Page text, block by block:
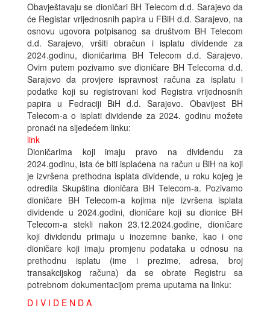
Obavještavaju se dioničari BH Telecom d.d. Sarajevo da
će Registar vrijednosnih papira u FBiH d.d. Sarajevo, na
osnovu ugovora potpisanog sa društvom BH Telecom
d.d. Sarajevo, vršiti obračun i isplatu dividende za
2024.godinu, dioničarima BH Telecom d.d. Sarajevo.
Ovim putem pozivamo sve dioničare BH Telecoma d.d.
Sarajevo da provjere ispravnost računa za isplatu i
podatke koji su registrovani kod Registra vrijednosnih
papira u Fedraciji BiH d.d. Sarajevo. Obavijest BH
Telecom-a o isplati dividende za 2024. godinu možete
pronaći na sljedećem linku:
link
Dioničarima koji imaju pravo na dividendu za
2024.godinu, ista će biti isplaćena na račun u BiH na koji
je izvršena prethodna isplata dividende, u roku kojeg je
odredila Skupština dioničara BH Telecom-a. Pozivamo
dioničare BH Telecom-a kojima nije izvršena isplata
dividende u 2024.godini, dioničare koji su dionice BH
Telecom-a stekli nakon 23.12.2024.godine, dioničare
koji dividendu primaju u inozemne banke, kao i one
dioničare koji imaju promjenu podataka u odnosu na
prethodnu isplatu (ime i prezime, adresa, broj
transakcijskog računa) da se obrate Registru sa
potrebnom dokumentacijom prema uputama na linku:
D I V I D E N D A